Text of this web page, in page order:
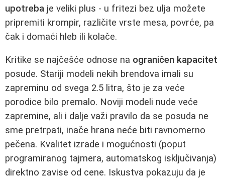
upotreba je veliki plus - u fritezi bez ulja možete
pripremiti krompir, različite vrste mesa, povrće, pa
čak i domaći hleb ili kolače.
Kritike se najčešće odnose na ograničen kapacitet
posude. Stariji modeli nekih brendova imali su
zapreminu od svega 2.5 litra, što je za veće
porodice bilo premalo. Noviji modeli nude veće
zapremine, ali i dalje važi pravilo da se posuda ne
sme pretrpati, inače hrana neće biti ravnomerno
pečena. Kvalitet izrade i mogućnosti (poput
programiranog tajmera, automatskog isključivanja)
direktno zavise od cene. Iskustva pokazuju da je